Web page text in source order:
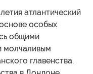
атлантический
особых
общими
молчаливым
главенства.